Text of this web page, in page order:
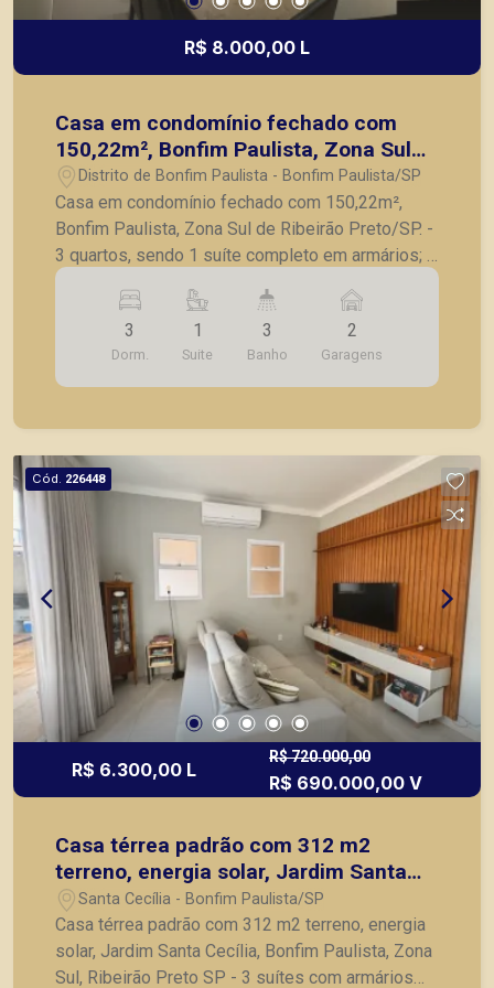
ou mesmo nos principais lançamentos da cidade
R$ 8.000,00 L
Casa em condomínio fechado com
150,22m², Bonfim Paulista, Zona Sul
de Ribeirão Preto/SP.
Distrito de Bonfim Paulista - Bonfim Paulista/SP
Casa em condomínio fechado com 150,22m²,
Bonfim Paulista, Zona Sul de Ribeirão Preto/SP. -
3 quartos, sendo 1 suíte completo em armários; -
Lavabo; - Sala para 2 ambientes; - Cozinha
planejada; - Varanda gourmet com churrasqueira; -
Piscina; - 2 vagas de garagem. A Piramid tem
como objetivo atender seus clientes com
agilidade e segurança, em locação, vendas de
Preto
3
Dorm.
1
Suite
3
Banho
2
Garagens
Cód. 226448
R$ 6.300,00 L
R$ 720.000,00
R$ 690.000,00 V
Casa térrea padrão com 312 m2
terreno, energia solar, Jardim Santa
Cecília, Bonfim Paulista, Zona Sul,
Ribeirão Preto SP
Santa Cecília - Bonfim Paulista/SP
Casa térrea padrão com 312 m2 terreno, energia
solar, Jardim Santa Cecília, Bonfim Paulista, Zona
Sul, Ribeirão Preto SP - 3 suítes com armários